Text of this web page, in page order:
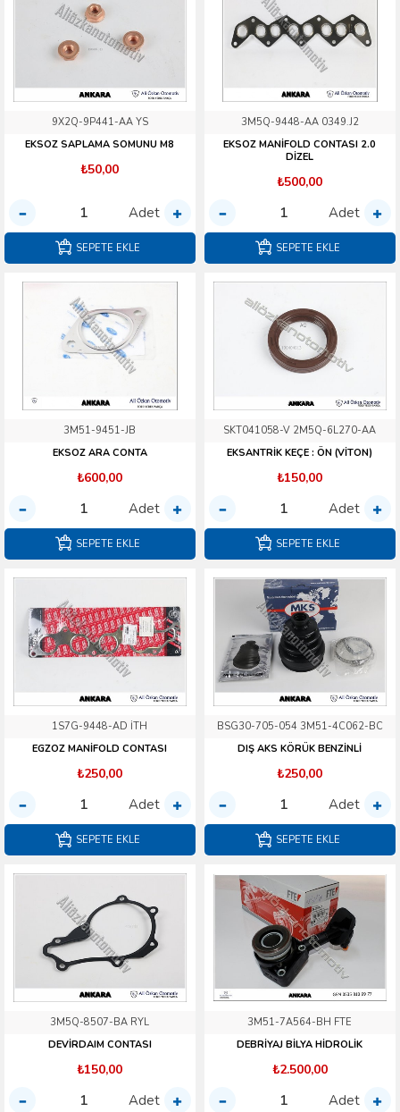
9X2Q-9P441-AA YS
EKSOZ SAPLAMA SOMUNU M8
₺50,00
Adet
SEPETE EKLE
3M5Q-9448-AA 0349.J2
EKSOZ MANİFOLD CONTASI 2.0
DİZEL
₺500,00
Adet
SEPETE EKLE
3M51-9451-JB
EKSOZ ARA CONTA
₺600,00
Adet
SEPETE EKLE
SKT041058-V 2M5Q-6L270-AA
EKSANTRİK KEÇE : ÖN (VİTON)
₺150,00
Adet
SEPETE EKLE
1S7G-9448-AD İTH
EGZOZ MANİFOLD CONTASI
₺250,00
Adet
SEPETE EKLE
BSG30-705-054 3M51-4C062-BC
DIŞ AKS KÖRÜK BENZİNLİ
₺250,00
Adet
SEPETE EKLE
3M5Q-8507-BA RYL
DEVİRDAIM CONTASI
₺150,00
Adet
3M51-7A564-BH FTE
DEBRİYAJ BİLYA HİDROLİK
₺2.500,00
Adet